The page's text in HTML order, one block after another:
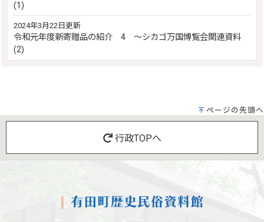
(1)
2024年3月22日更新
令和元年度新寄贈品の紹介 4 ～シカゴ万国博覧会関連資料
(2)
ページの先頭へ
行政TOPへ